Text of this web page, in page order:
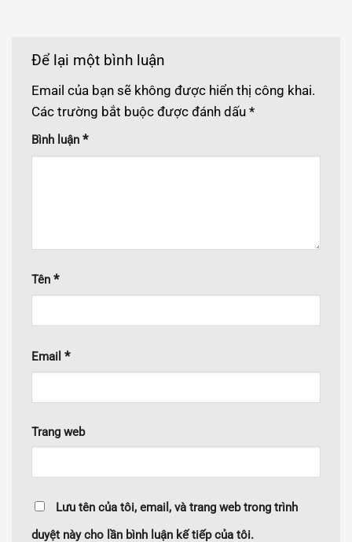
Để lại một bình luận
Email của bạn sẽ không được hiển thị công khai.
Các trường bắt buộc được đánh dấu *
Bình luận *
Tên *
Email *
Trang web
Lưu tên của tôi, email, và trang web trong trình
duyệt này cho lần bình luận kế tiếp của tôi.